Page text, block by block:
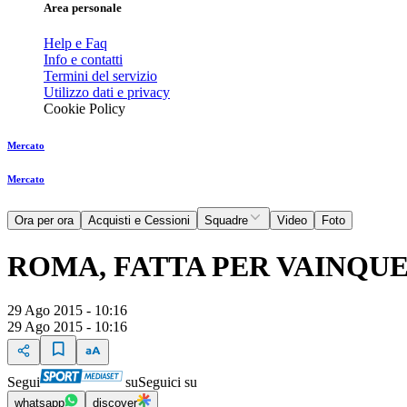
Area personale
Help e Faq
Info e contatti
Termini del servizio
Utilizzo dati e privacy
Cookie Policy
Mercato
Mercato
Ora per ora Acquisti e Cessioni Squadre Video Foto
ROMA, FATTA PER
29 Ago 2015 - 10:16
29 Ago 2015 - 10:16
Segui suSeguici su
whatsapp discover